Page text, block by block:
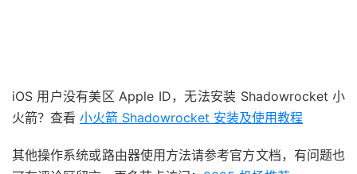
iOS 用户没有美区 Apple ID，无法安装 Shadowrocket 小
火箭？查看 小火箭 Shadowrocket 安装及使用教程
其他操作系统或路由器使用方法请参考官方文档，有问题也